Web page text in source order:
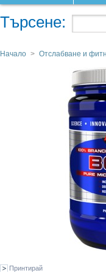
Търсене:
Начало > Отслабване и
Принтирай